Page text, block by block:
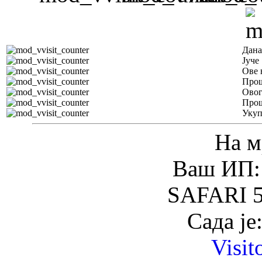
Јуче
Ове
На
Ваш ИП:
SAFARI
Сада